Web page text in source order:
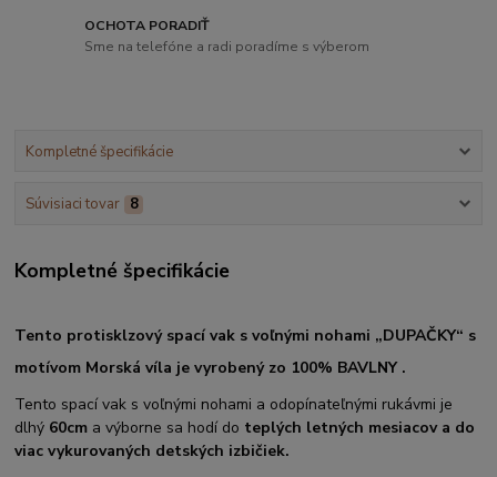
OCHOTA PORADIŤ
Sme na telefóne a radi poradíme s výberom
Kompletné špecifikácie
Súvisiaci tovar 8
Kompletné špecifikácie
Tento protisklzový spací vak s voľnými nohami „DUPAČKY“ s
motívom Morská víla je vyrobený zo 100% BAVLNY .
Tento spací vak s voľnými nohami a odopínateľnými rukávmi je
dlhý 60cm a výborne sa hodí do teplých letných mesiacov a do
viac vykurovaných detských izbičiek.